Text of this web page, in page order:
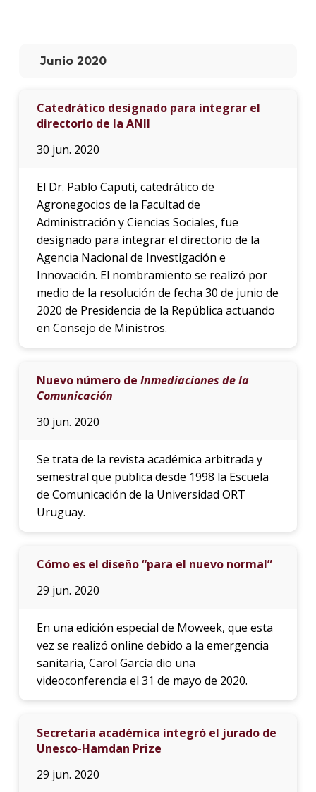
Junio 2020
Catedrático designado para integrar el
directorio de la ANII
30 jun. 2020
El Dr. Pablo Caputi, catedrático de
Agronegocios de la Facultad de
Administración y Ciencias Sociales, fue
designado para integrar el directorio de la
Agencia Nacional de Investigación e
Innovación. El nombramiento se realizó por
medio de la resolución de fecha 30 de junio de
2020 de Presidencia de la República actuando
en Consejo de Ministros.
Nuevo número de Inmediaciones de la
Comunicación
30 jun. 2020
Se trata de la revista académica arbitrada y
semestral que publica desde 1998 la Escuela
de Comunicación de la Universidad ORT
Uruguay.
Cómo es el diseño “para el nuevo normal”
29 jun. 2020
En una edición especial de Moweek, que esta
vez se realizó online debido a la emergencia
sanitaria, Carol García dio una
videoconferencia el 31 de mayo de 2020.
Secretaria académica integró el jurado de
Unesco-Hamdan Prize
29 jun. 2020